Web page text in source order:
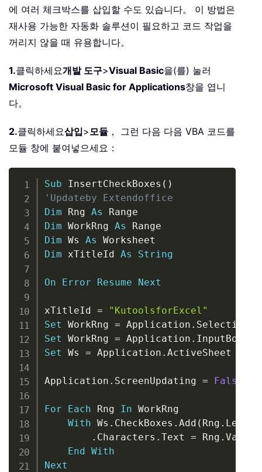
에 여러 체크박스를 삽입할 수도 있습니다。 이 방법은
재사용 가능한 자동화 솔루션이 필요하고 코드 작업을
꺼리지 않을 때 유용합니다。
1.클릭하세요개발 도구>Visual Basic을(를) 눌러
Microsoft Visual Basic for Applications창을 엽니
다。
2.클릭하세요삽입>모듈 ， 그런 다음 다음 VBA 코드를
모듈 창에 붙여넣으세요：
Sub InsertCheckBoxes ( )
'Updateby Extendoffice
Dim Rng As
Dim WorkRng As
Dim Ws As
Dim xTitleId As String
On Error Resume Next
xTitleId =
"KutoolsforExcel"
Set WorkRng = Application .
Set WorkRng = Application . InputBox
Set Ws = Application . ActiveSheet
Application . ScreenUpdating = False
For Each Rng In WorkRng
With Ws . CheckBoxes . Add ( Rng . Left
. Characters . Text = Rng . Value
End With
Next